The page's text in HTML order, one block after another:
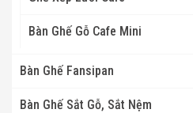
Bàn Ghế Gỗ Cafe Mini
Bàn Ghế Fansipan
Bàn Ghế Sắt Gỗ, Sắt Nệm